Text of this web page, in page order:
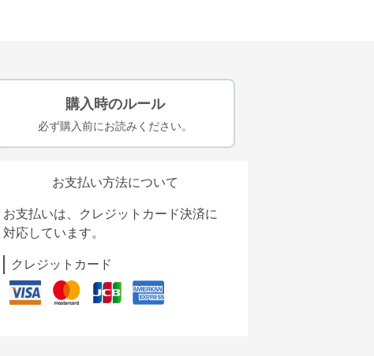
購入時のルール
必ず購入前にお読みください。
お支払い方法について
お支払いは、クレジットカード決済に
対応しています。
クレジットカード